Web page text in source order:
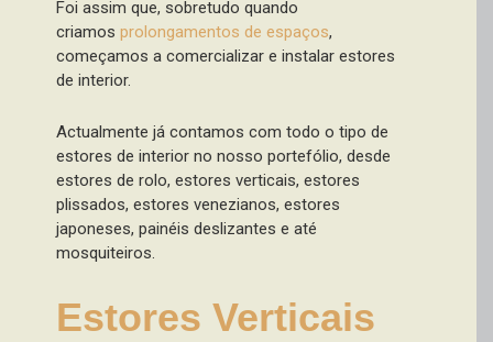
Foi assim que, sobretudo quando
criamos prolongamentos de espaços,
começamos a comercializar e instalar estores
de interior.
Actualmente já contamos com todo o tipo de
estores de interior no nosso portefólio, desde
estores de rolo, estores verticais, estores
plissados, estores venezianos, estores
japoneses, painéis deslizantes e até
mosquiteiros.
Estores Verticais